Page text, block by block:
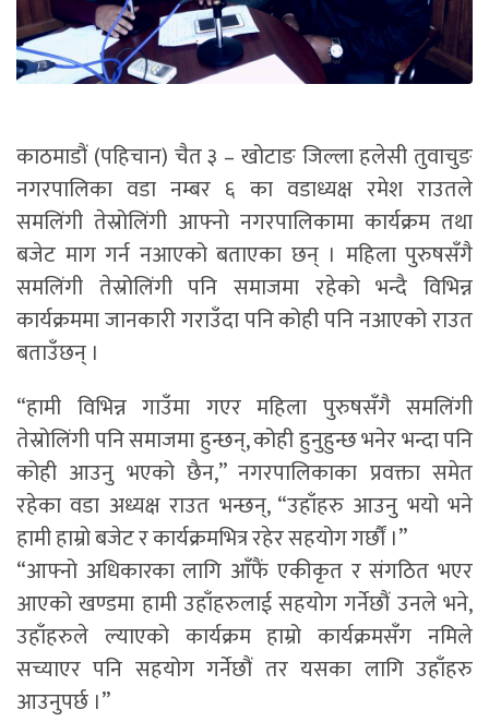
काठमाडौं (पहिचान) चैत ३ – खोटाङ जिल्ला हलेसी तुवाचुङ
नगरपालिका वडा नम्बर ६ का वडाध्यक्ष रमेश राउतले
समलिंगी तेस्रोलिंगी आफ्नो नगरपालिकामा कार्यक्रम तथा
बजेट माग गर्न नआएको बताएका छन् । महिला पुरुषसँगै
समलिंगी तेस्रोलिंगी पनि समाजमा रहेको भन्दै विभिन्न
कार्यक्रममा जानकारी गराउँदा पनि कोही पनि नआएको राउत
बताउँछन् ।
“हामी विभिन्न गाउँमा गएर महिला पुरुषसँगै समलिंगी
तेस्रोलिंगी पनि समाजमा हुन्छन्, कोही हुनुहुन्छ भनेर भन्दा पनि
कोही आउनु भएको छैन,” नगरपालिकाका प्रवक्ता समेत
रहेका वडा अध्यक्ष राउत भन्छन्, “उहाँहरु आउनु भयो भने
हामी हाम्रो बजेट र कार्यक्रमभित्र रहेर सहयोग गर्छौं ।”
“आफ्नो अधिकारका लागि आँफैं एकीकृत र संगठित भएर
आएको खण्डमा हामी उहाँहरुलाई सहयोग गर्नेछौं उनले भने,
उहाँहरुले ल्याएको कार्यक्रम हाम्रो कार्यक्रमसँग नमिले
सच्याएर पनि सहयोग गर्नेछौं तर यसका लागि उहाँहरु
आउनुपर्छ ।”